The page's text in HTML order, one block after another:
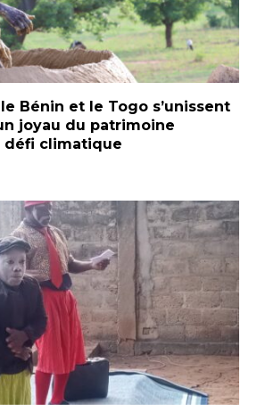
Bénin et le Togo s’unissent
joyau du patrimoine
défi climatique